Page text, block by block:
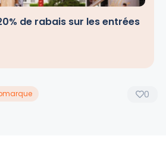
de rabais sur les entrées
0